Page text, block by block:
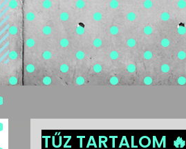
TŰZ TARTALOM 🔥